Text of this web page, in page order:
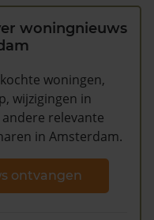
woningnieuws
woningen,
wijzigingen in
relevante
in Amsterdam.
ontvangen